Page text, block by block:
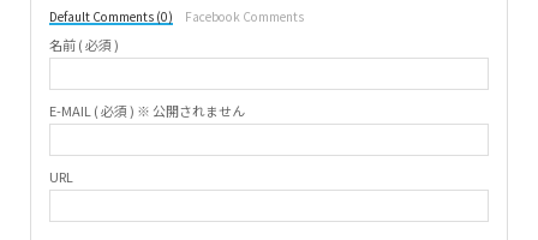
Default Comments (0) Facebook Comments
名前 ( 必須 )
E-MAIL ( 必須 ) ※ 公開されません
URL